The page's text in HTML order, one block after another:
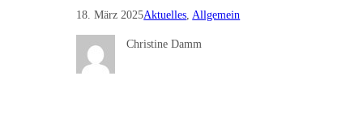
18. März 2025Aktuelles Allgemein
Christine Damm